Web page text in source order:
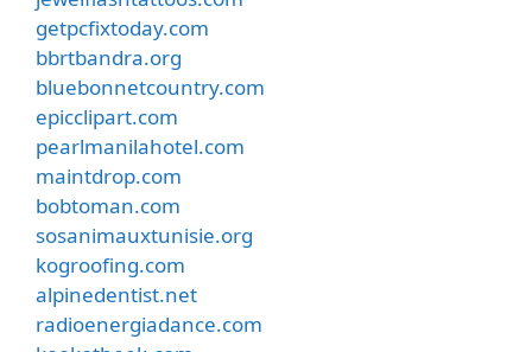
getpcfixtoday.com
bbrtbandra.org
bluebonnetcountry.com
epicclipart.com
pearlmanilahotel.com
maintdrop.com
bobtoman.com
sosanimauxtunisie.org
kogroofing.com
alpinedentist.net
radioenergiadance.com